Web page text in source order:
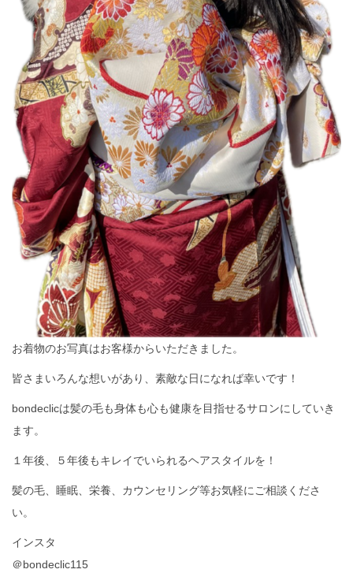
お着物のお写真はお客様からいただきました。
皆さまいろんな想いがあり、素敵な日になれば幸いです！
bondeclicは髪の毛も身体も心も健康を目指せるサロンにしていき
ます。
１年後、５年後もキレイでいられるヘアスタイルを！
髪の毛、睡眠、栄養、カウンセリング等お気軽にご相談くださ
い。
インスタ
＠bondeclic115